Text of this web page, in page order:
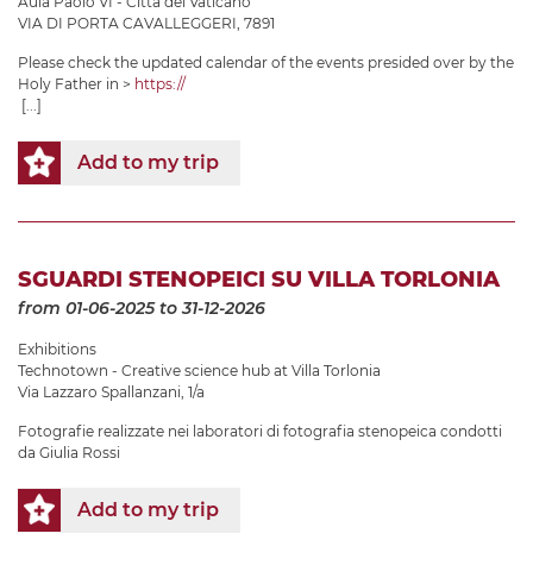
VIA DI PORTA CAVALLEGGERI, 7891
Please check the updated calendar of the events presided over by the
Holy Father in > https://
[...]
Add to my trip
SGUARDI STENOPEICI SU VILLA TORLONIA
from 01-06-2025to 31-12-2026
Exhibitions
Technotown - Creative science hub at Villa Torlonia
Via Lazzaro Spallanzani, 1/a
Fotografie realizzate nei laboratori di fotografia stenopeica condotti
da Giulia Rossi
Add to my trip